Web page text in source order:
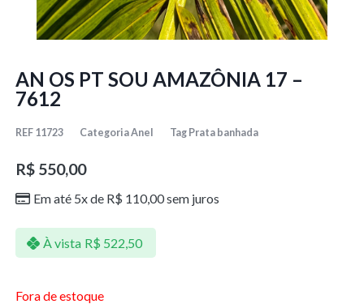
AN OS PT SOU AMAZÔNIA 17 –
7612
REF 11723 CategoriaAnel Tag Prata banhada
R$550,00
Em até 5x de R$ 110,00sem juros
À vista R$ 522,50
Fora de estoque